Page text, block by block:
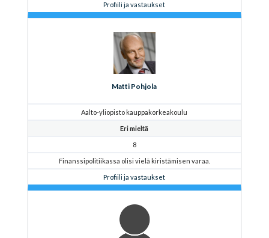
Profiili ja vastaukset
Matti Pohjola
Aalto-yliopisto kauppakorkeakoulu
Eri mieltä
8
Finanssipolitiikassa olisi vielä kiristämisen varaa.
Profiili ja vastaukset